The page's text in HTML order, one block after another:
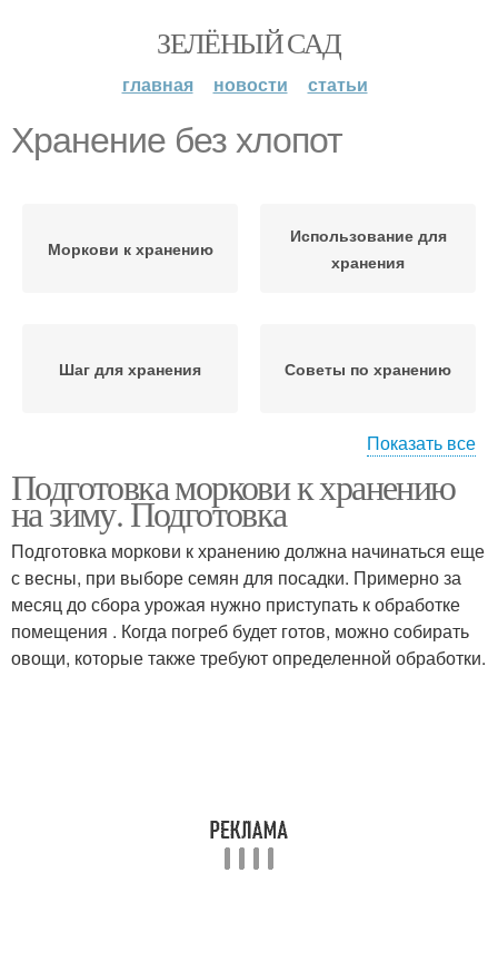
ЗЕЛЁНЫЙ САД
главная новости статьи
Хранение без хлопот
Моркови к хранению
Использование для
хранения
Шаг для хранения Советы по хранению
холодильной камере
хранению
Хранение в ящиках Подготовка к хранению
Моркови к длительному
Показать все
Подготовка моркови к хранению
на зиму. Подготовка
Подготовка моркови к хранению должна начинаться еще
с весны, при выборе семян для посадки. Примерно за
месяц до сбора урожая нужно приступать к обработке
помещения . Когда погреб будет готов, можно собирать
овощи, которые также требуют определенной обработки.